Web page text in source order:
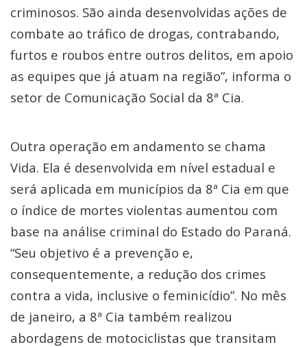
criminosos. São ainda desenvolvidas ações de
combate ao tráfico de drogas, contrabando,
furtos e roubos entre outros delitos, em apoio
as equipes que já atuam na região”, informa o
setor de Comunicação Social da 8ª Cia.
Outra operação em andamento se chama
Vida. Ela é desenvolvida em nível estadual e
será aplicada em municípios da 8ª Cia em que
o índice de mortes violentas aumentou com
base na análise criminal do Estado do Paraná.
“Seu objetivo é a prevenção e,
consequentemente, a redução dos crimes
contra a vida, inclusive o feminicídio”. No mês
de janeiro, a 8ª Cia também realizou
abordagens de motociclistas que transitam